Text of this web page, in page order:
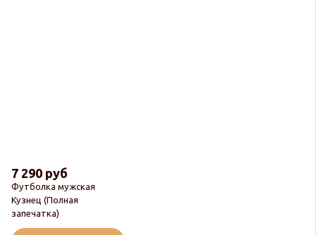
Футболка мужская
Кузнец (Полная
запечатка)
7 290 руб